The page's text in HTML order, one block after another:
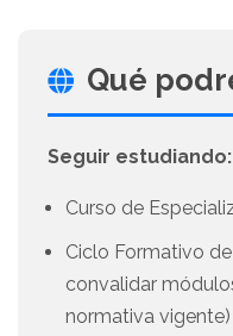
Qué
Seguir estudiando:
Curso de
Ciclo Formativo
convalidar
normativa vigente)